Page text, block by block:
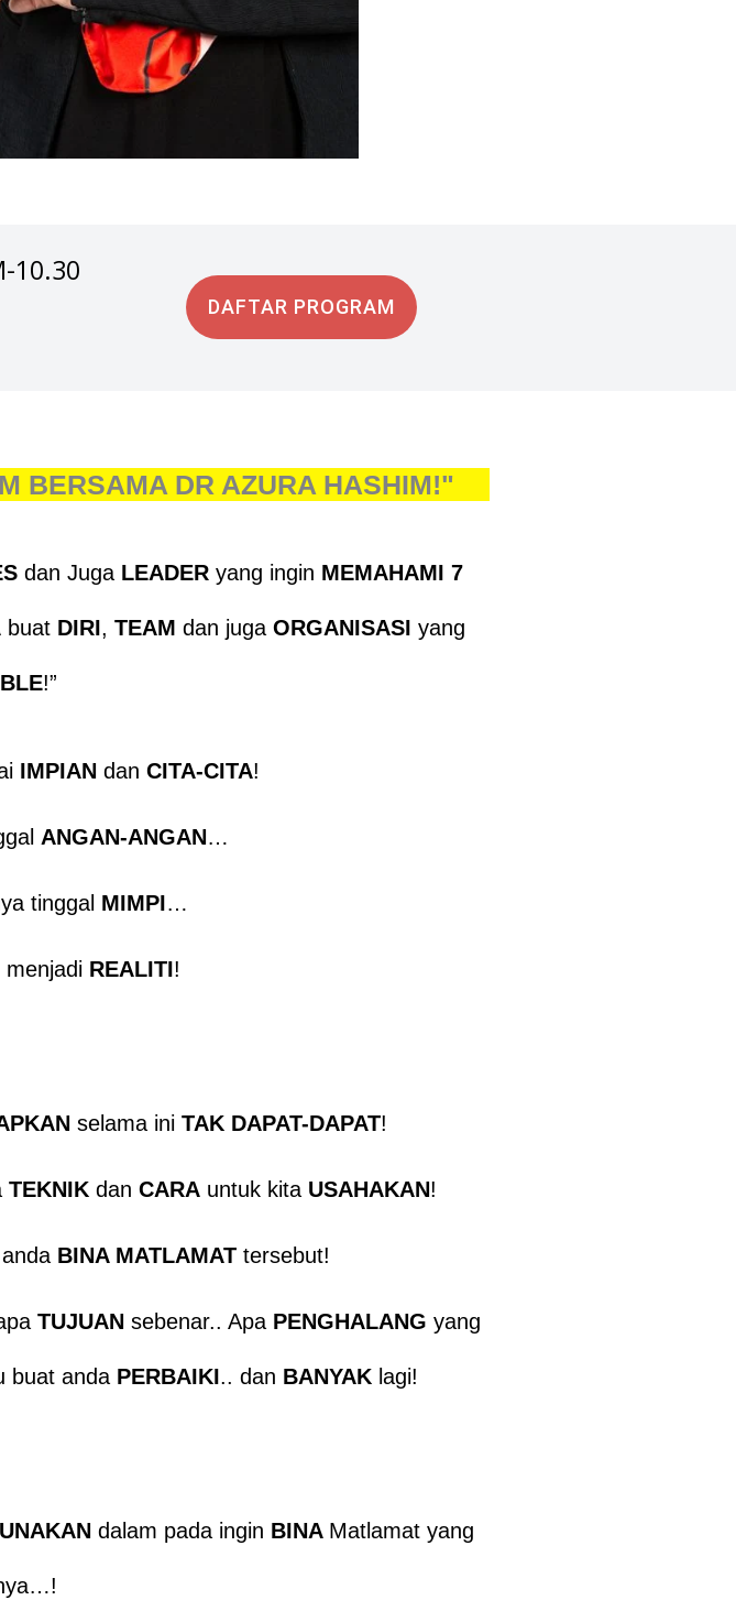
10.30
DAFTAR PROGRAM
BERSAMA DR AZURA HASHIM!"
dan Juga LEADERyang ingin MEMAHAMI 7
buat DIRI, TEAM dan juga ORGANISASI yang
!”
IMPIANdan CITA-CITA!
ANGAN-ANGAN…
tinggal MIMPI…
menjadiREALITI!
selama ini TAK DAPAT-DAPAT!
TEKNIKdan CARAuntuk kita USAHAKAN!
BINA MATLAMAT tersebut!
TUJUANsebenar.. Apa PENGHALANG yang
buat anda PERBAIKI.. dan BANYAK lagi!
dalam pada ingin BINA Matlamat yang